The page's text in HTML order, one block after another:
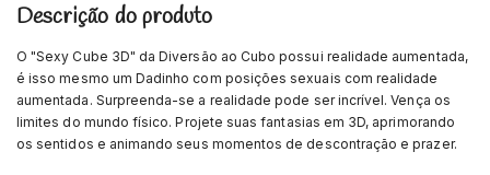
Descrição do produto
O "Sexy Cube 3D" da Diversão ao Cubo possui realidade aumentada,
é isso mesmo um Dadinho com posições sexuais com realidade
aumentada. Surpreenda-se a realidade pode ser incrível. Vença os
limites do mundo físico. Projete suas fantasias em 3D, aprimorando
os sentidos e animando seus momentos de descontração e prazer.